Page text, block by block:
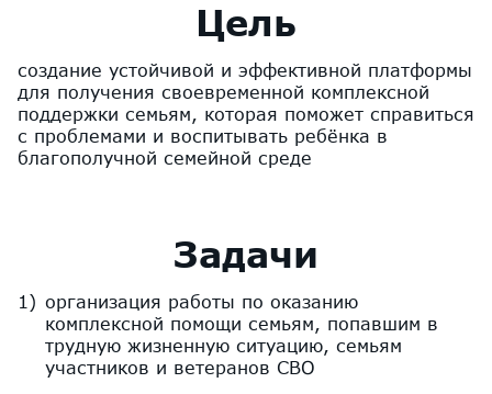
Цель
создание устойчивой и эффективной платформы
для получения своевременной комплексной
поддержки семьям, которая поможет справиться
с проблемами и воспитывать ребёнка в
благополучной семейной среде
Задачи
организация работы по оказанию
комплексной помощи семьям, попавшим в
трудную жизненную ситуацию, семьям
участников и ветеранов СВО